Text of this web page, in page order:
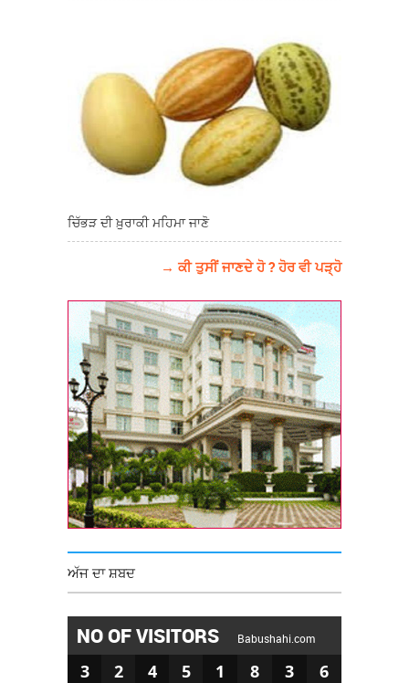
ਚਿੱਭੜ ਦੀ ਖ਼ੁਰਾਕੀ ਮਹਿਮਾ ਜਾਣੋ
→ ਕੀ ਤੁਸੀਂ ਜਾਣਦੇ ਹੋ ? ਹੋਰ ਵੀ ਪੜ੍ਹੋ
ਅੱਜ ਦਾ ਸ਼ਬਦ
NO OF VISITORS Babushahi.com
3 2 4 5 1 8 3 6